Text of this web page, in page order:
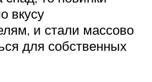
вкусу
и стали массово
для собственных